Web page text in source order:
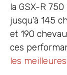
la GSX-R
jusqu’à 145
et 190
ces
les